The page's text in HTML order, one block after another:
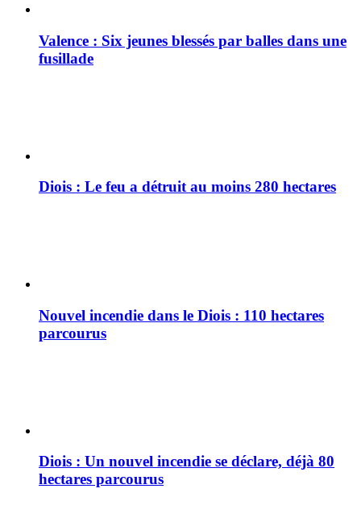
Valence : Six jeunes blessés par balles dans une
fusillade
Diois : Le feu a détruit au moins 280 hectares
Nouvel incendie dans le Diois : 110 hectares
parcourus
Diois : Un nouvel incendie se déclare, déjà 80
hectares parcourus